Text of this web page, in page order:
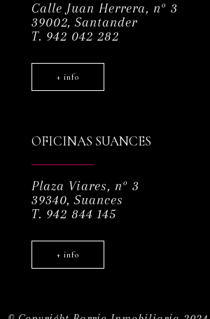
Calle Juan Herrera, nº 3
39002, Santander
T. 942 042 282
+ info
OFICINAS SUANCES
Plaza Viares, nº 3
39340, Suances
T. 942 844 145
+ info